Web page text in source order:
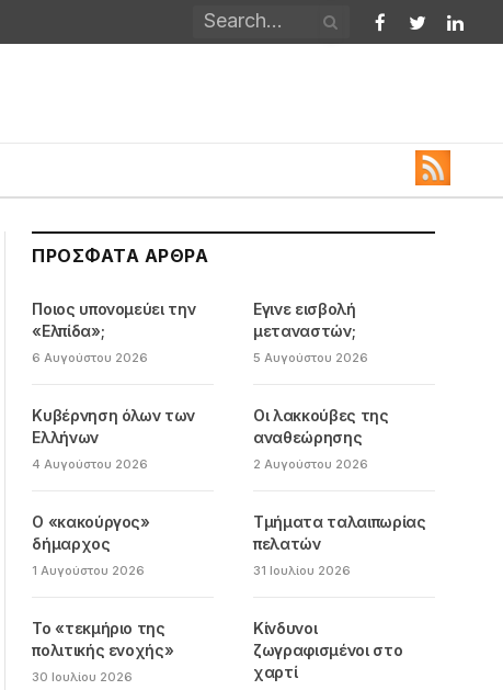
Facebook
Twitter
ΠΡΌΣΦΑΤΑ ΆΡΘΡΑ
Ποιος υπονομεύει την
«Ελπίδα»;
6 Αυγούστου 2026
Εγινε εισβολή
μεταναστών;
5 Αυγούστου 2026
Κυβέρνηση όλων των
Ελλήνων
4 Αυγούστου 2026
Οι λακκούβες της
αναθεώρησης
2 Αυγούστου 2026
Ο «κακούργος»
δήμαρχος
1 Αυγούστου 2026
Τμήματα ταλαιπωρίας
πελατών
31 Ιουλίου 2026
Το «τεκμήριο της
πολιτικής ενοχής»
30 Ιουλίου 2026
Κίνδυνοι
ζωγραφισμένοι στο
χαρτί